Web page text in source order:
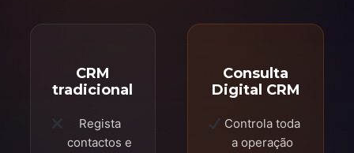
CRM
tradicional
Regista
contactos e
Consulta
Digital CRM
Controla toda
a operação